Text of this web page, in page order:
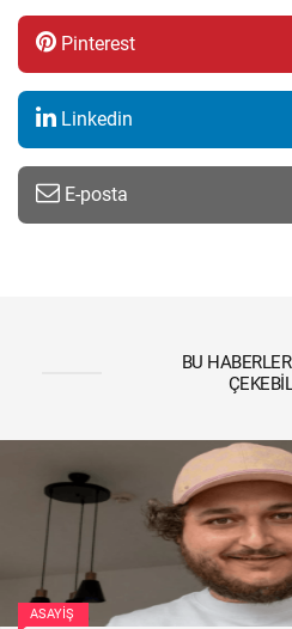
Pinterest
Linkedin
E-posta
BU
ASAYIŞ